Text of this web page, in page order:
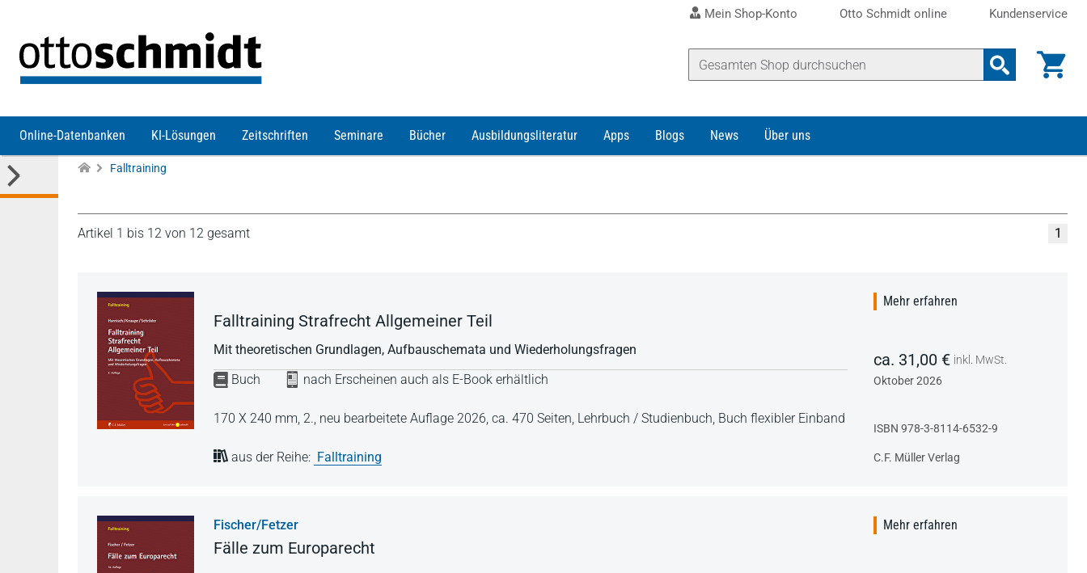
Mein Shop-Konto Otto Schmidt online Kundenservice
Online-Datenbanken KI-Lösungen Zeitschriften Seminare Bücher Ausbildungsliteratur Apps Blogs News Über uns
Falltraining
Artikel 1 bis 12 von 12 gesamt 1
Falltraining Strafrecht Allgemeiner Teil
Mit theoretischen Grundlagen, Aufbauschemata und Wiederholungsfragen
Buch
nach Erscheinen auch als E-Book erhältlich
170 X 240 mm, 2., neu bearbeitete Auflage 2026, ca. 470 Seiten, Lehrbuch / Studienbuch, Buch flexibler Einband
aus der Reihe: Falltraining
Mehr erfahren
ca. 31,00 € inkl. MwSt.
Oktober 2026
ISBN 978-3-8114-6532-9
C.F. Müller Verlag
Fischer/Fetzer
Fälle zum Europarecht
Mehr erfahren